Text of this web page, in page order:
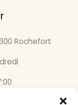
Rochefort